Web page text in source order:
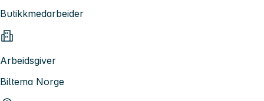
Butikkmedarbeider
Arbeidsgiver
Biltema Norge